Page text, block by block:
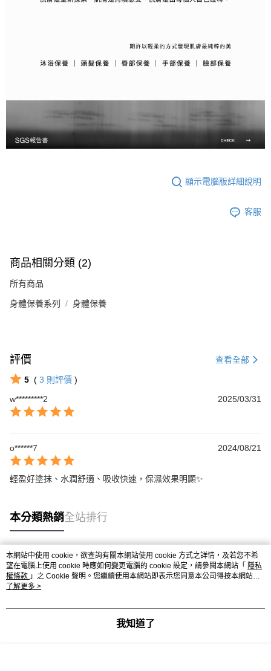
顯示電腦版詳細說明
客服
商品相關分類 (2)
所有商品
身體保養系列 身體保養
評價 查看全部
5 ( 3 則評價 )
w*********2
2025/03/31
o******7 2024/08/21
輕盈好塗抹、水潤舒適、吸收快速，保濕效果明顯✨
本分類熱銷全站排行
熱門標籤
本網站中使用 cookie，欲查詢有關本網站使用 cookie 方式之詳情，及若您不希
望在電腦上使用 cookie 時應如何變更電腦的 cookie 設定，請參閱本網站「 隱私
權條款 」之 Cookie 聲明。您繼續使用本網站即表示您同意本公司得按本網站使
用條款之 Cookie 聲明使用 cookie。
了解更多 >
我知道了